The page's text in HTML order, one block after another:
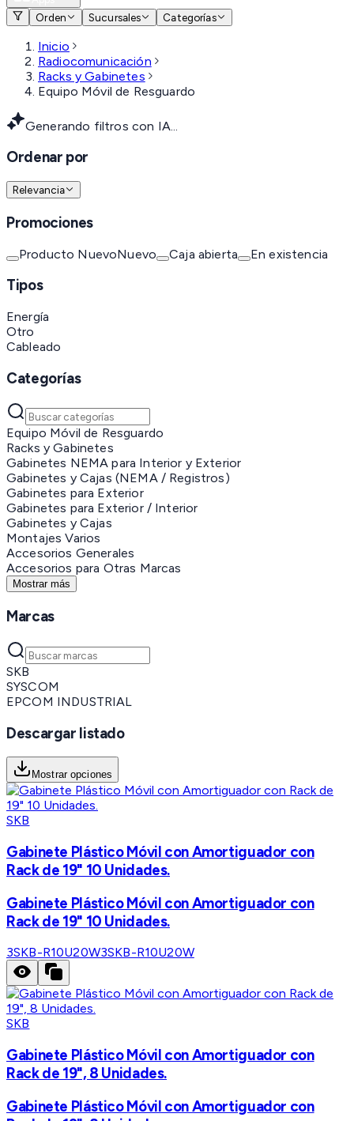
Orden
Sucursales Categorías
Inicio
Radiocomunicación
Racks y Gabinetes
Equipo Móvil de Resguardo
Generando filtros con IA...
Ordenar por
Relevancia
Promociones
Producto NuevoNuevo Caja abierta En existencia
Tipos
Energía
Otro
Cableado
Categorías
Equipo Móvil de Resguardo
Racks y Gabinetes
Gabinetes NEMA para Interior y Exterior
Gabinetes y Cajas (NEMA / Registros)
Gabinetes para Exterior
Gabinetes para Exterior / Interior
Gabinetes y Cajas
Montajes Varios
Accesorios Generales
Accesorios para Otras Marcas
Mostrar más
Marcas
SKB
SYSCOM
EPCOM INDUSTRIAL
Descargar listado
Mostrar opciones
SKB
Gabinete Plástico Móvil con Amortiguador con
Rack de 19" 10 Unidades.
Gabinete Plástico Móvil con Amortiguador con
Rack de 19" 10 Unidades.
3SKB-R10U20W3SKB-R10U20W
SKB
Gabinete Plástico Móvil con Amortiguador con
Rack de 19", 8 Unidades.
Gabinete Plástico Móvil con Amortiguador con